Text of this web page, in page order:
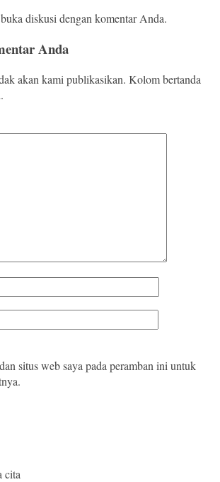
diskusi dengan komentar Anda.
Anda
akan kami publikasikan. Kolom bertanda
situs web saya pada peramban ini untuk
cita